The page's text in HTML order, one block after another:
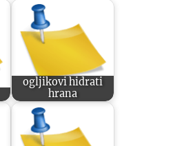
ogljikovi hidrati
hrana